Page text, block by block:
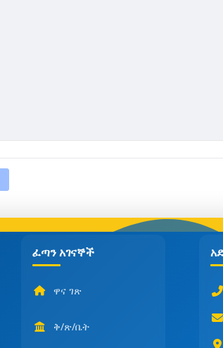
ፈጣን አገናኞች
ዋና ገጽ
ቅ/ጽ/ቤት